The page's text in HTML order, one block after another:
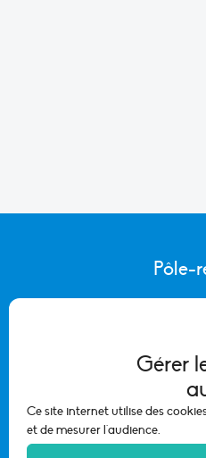
Gérer
Ce site internet utilise des
et de mesurer l'audience.
Pôle-